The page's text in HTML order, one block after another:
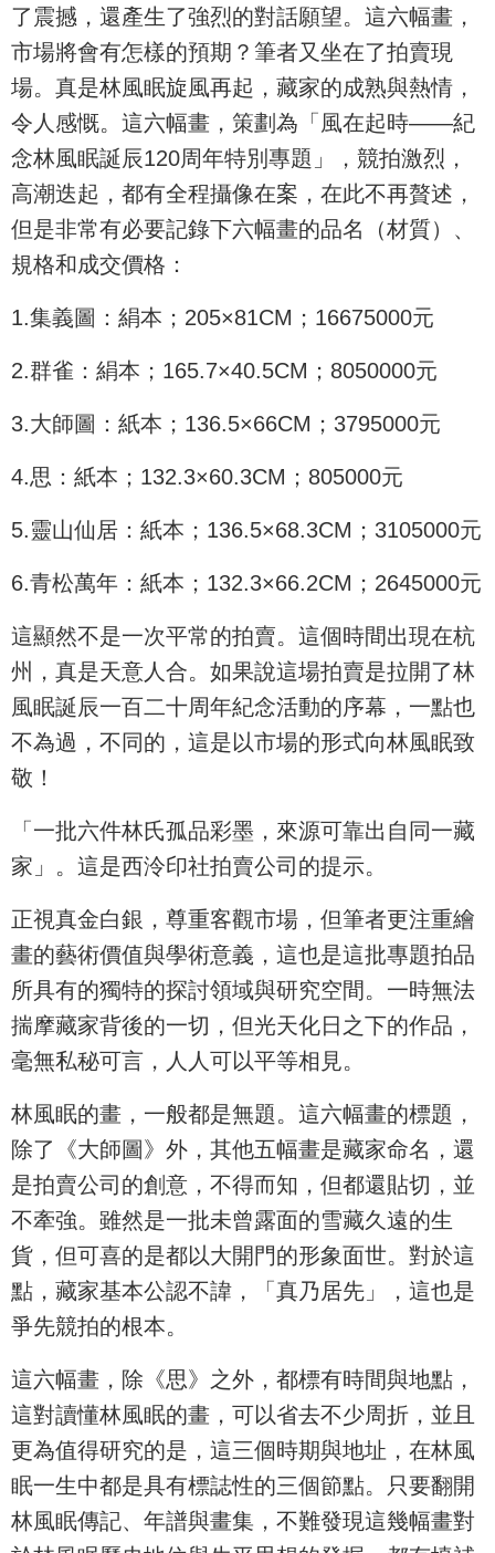
了震撼，還產生了強烈的對話願望。這六幅畫，
市場將會有怎樣的預期？筆者又坐在了拍賣現
場。真是林風眠旋風再起，藏家的成熟與熱情，
令人感慨。這六幅畫，策劃為「風在起時——紀
念林風眠誕辰120周年特別專題」，競拍激烈，
高潮迭起，都有全程攝像在案，在此不再贅述，
但是非常有必要記錄下六幅畫的品名（材質）、
規格和成交價格：
1.集義圖：絹本；205×81CM；16675000元
2.群雀：絹本；165.7×40.5CM；8050000元
3.大師圖：紙本；136.5×66CM；3795000元
4.思：紙本；132.3×60.3CM；805000元
5.靈山仙居：紙本；136.5×68.3CM；3105000元
6.青松萬年：紙本；132.3×66.2CM；2645000元
這顯然不是一次平常的拍賣。這個時間出現在杭
州，真是天意人合。如果說這場拍賣是拉開了林
風眠誕辰一百二十周年紀念活動的序幕，一點也
不為過，不同的，這是以市場的形式向林風眠致
敬！
「一批六件林氏孤品彩墨，來源可靠出自同一藏
家」。這是西泠印社拍賣公司的提示。
正視真金白銀，尊重客觀市場，但筆者更注重繪
畫的藝術價值與學術意義，這也是這批專題拍品
所具有的獨特的探討領域與研究空間。一時無法
揣摩藏家背後的一切，但光天化日之下的作品，
毫無私秘可言，人人可以平等相見。
林風眠的畫，一般都是無題。這六幅畫的標題，
除了《大師圖》外，其他五幅畫是藏家命名，還
是拍賣公司的創意，不得而知，但都還貼切，並
不牽強。雖然是一批未曾露面的雪藏久遠的生
貨，但可喜的是都以大開門的形象面世。對於這
點，藏家基本公認不諱，「真乃居先」，這也是
爭先競拍的根本。
這六幅畫，除《思》之外，都標有時間與地點，
這對讀懂林風眠的畫，可以省去不少周折，並且
更為值得研究的是，這三個時期與地址，在林風
眠一生中都是具有標誌性的三個節點。只要翻開
林風眠傳記、年譜與畫集，不難發現這幾幅畫對